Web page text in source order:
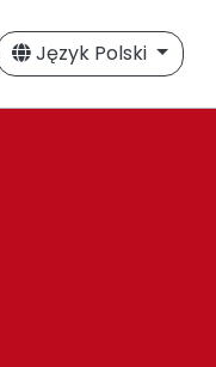
Język Polski